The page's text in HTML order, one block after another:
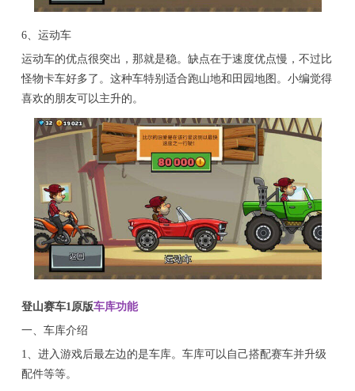
6、运动车
运动车的优点很突出，那就是稳。缺点在于速度优点慢，不过比
怪物卡车好多了。这种车特别适合跑山地和田园地图。小编觉得
喜欢的朋友可以主升的。
登山赛车1原版车库功能
一、车库介绍
1、进入游戏后最左边的是车库。车库可以自己搭配赛车并升级
配件等等。